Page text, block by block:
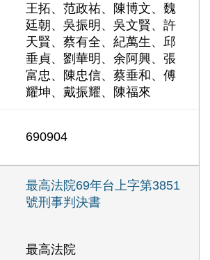
王拓、范政祐、陳博文、魏
廷朝、吳振明、吳文賢、許
天賢、蔡有全、紀萬生、邱
垂貞、劉華明、余阿興、張
富忠、陳忠信、蔡垂和、傅
耀坤、戴振耀、陳福來
690904
最高法院69年台上字第3851
號刑事判決書
最高法院